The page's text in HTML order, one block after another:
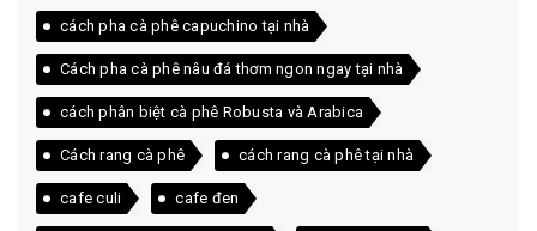
cách pha cà phê capuchino tại nhà
Cách pha cà phê nâu đá thơm ngon ngay tại nhà
cách phân biệt cà phê Robusta và Arabica
Cách rang cà phê cách rang cà phê tại nhà
cafe culi cafe đen